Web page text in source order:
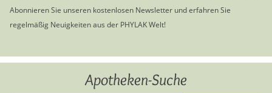
Abonnieren Sie unseren kostenlosen Newsletter und erfahren Sie
regelmäßig Neuigkeiten aus der PHYLAK Welt!
Apotheken-Suche